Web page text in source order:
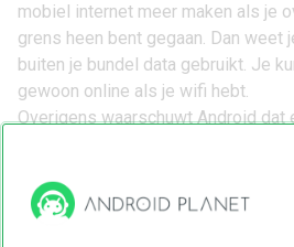
mobiel internet meer maken als je
grens heen bent gegaan. Dan weet
buiten je bundel data gebruikt. Je
gewoon online als je wifi hebt.
Overigens waarschuwt Android dat
de gebruikersomgeving van je
MB’s je hebt verbruikt.